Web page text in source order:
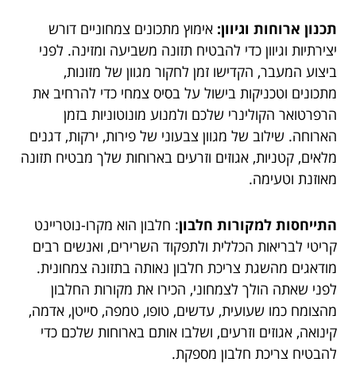
תכנון ארוחות וגיוון: אימוץ מתכונים צמחוניים דורש
יצירתיות וגיוון כדי להבטיח תזונה משביעה ומזינה. לפני
ביצוע המעבר, הקדישו זמן לחקור מגוון של מזונות,
מתכונים וטכניקות בישול על בסיס צמחי כדי להרחיב את
הרפרטואר הקולינרי שלכם ולמנוע מונוטוניות בזמן
הארוחה. שילוב של מגוון צבעוני של פירות, ירקות, דגנים
מלאים, קטניות, אגוזים וזרעים בארוחות שלך מבטיח תזונה
מאוזנת וטעימה.
התייחסות למקורות חלבון: חלבון הוא מקרו-נוטריינט
קריטי לבריאות הכללית ולתפקוד השרירים, ואנשים רבים
מודאגים מהשגת צריכת חלבון נאותה בתזונה צמחונית.
לפני שאתה הולך לצמחוני, הכירו את מקורות החלבון
מהצומח כמו שעועית, עדשים, טופו, טמפה, סייטן, אדמה,
קינואה, אגוזים וזרעים, ושלבו אותם בארוחות שלכם כדי
להבטיח צריכת חלבון מספקת.